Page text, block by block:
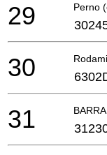
Perno
29
30
31